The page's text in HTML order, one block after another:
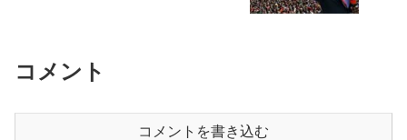
コメント
コメントを書き込む